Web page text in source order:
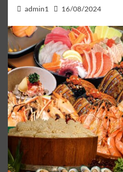
admin1 16/08/2024